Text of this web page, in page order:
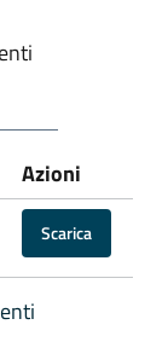
Azioni
Scarica